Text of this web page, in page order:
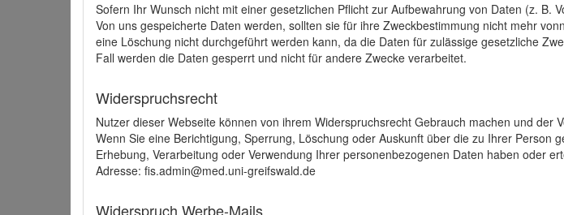
Sofern Ihr Wunsch nicht mit einer gesetzlichen Pflicht zur Aufbewahrung von Daten (z.
Von uns gespeicherte Daten werden, sollten sie für ihre Zweckbestimmung nicht mehr
eine Löschung nicht durchgeführt werden kann, da die Daten für zulässige gesetzliche
Fall werden die Daten gesperrt und nicht für andere Zwecke verarbeitet.
Widerspruchsrecht
Nutzer dieser Webseite können von ihrem Widerspruchsrecht Gebrauch machen und
Wenn Sie eine Berichtigung, Sperrung, Löschung oder Auskunft über die zu Ihrer
Erhebung, Verarbeitung oder Verwendung Ihrer personenbezogenen Daten haben oder
Adresse: fis.admin@med.uni-greifswald.de
Widerspruch Werbe-Mails